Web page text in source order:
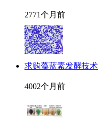
2771个月前
求购藻蓝素发酵技术
4002个月前